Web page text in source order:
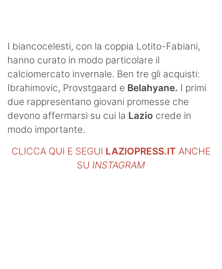
I biancocelesti, con la coppia Lotito-Fabiani,
hanno curato in modo particolare il
calciomercato invernale. Ben tre gli acquisti:
Ibrahimovic, Provstgaard e Belahyane. I primi
due rappresentano giovani promesse che
devono affermarsi su cui la Lazio crede in
modo importante.
CLICCA QUI E SEGUI LAZIOPRESS.IT ANCHE
SU INSTAGRAM